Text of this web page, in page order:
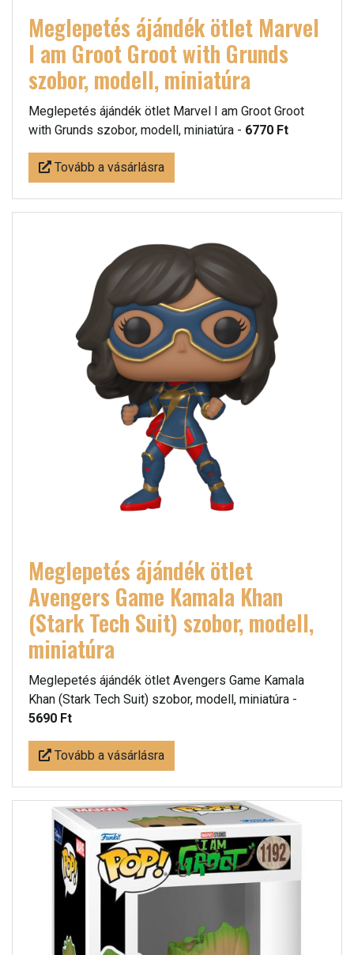
Meglepetés ájándék ötlet Marvel
I am Groot Groot with Grunds
szobor, modell, miniatúra
Meglepetés ájándék ötlet Marvel I am Groot Groot
with Grunds szobor, modell, miniatúra - 6770 Ft
Tovább a vásárlásra
Meglepetés ájándék ötlet
Avengers Game Kamala Khan
(Stark Tech Suit) szobor, modell,
miniatúra
Meglepetés ájándék ötlet Avengers Game Kamala
Khan (Stark Tech Suit) szobor, modell, miniatúra -
5690 Ft
Tovább a vásárlásra